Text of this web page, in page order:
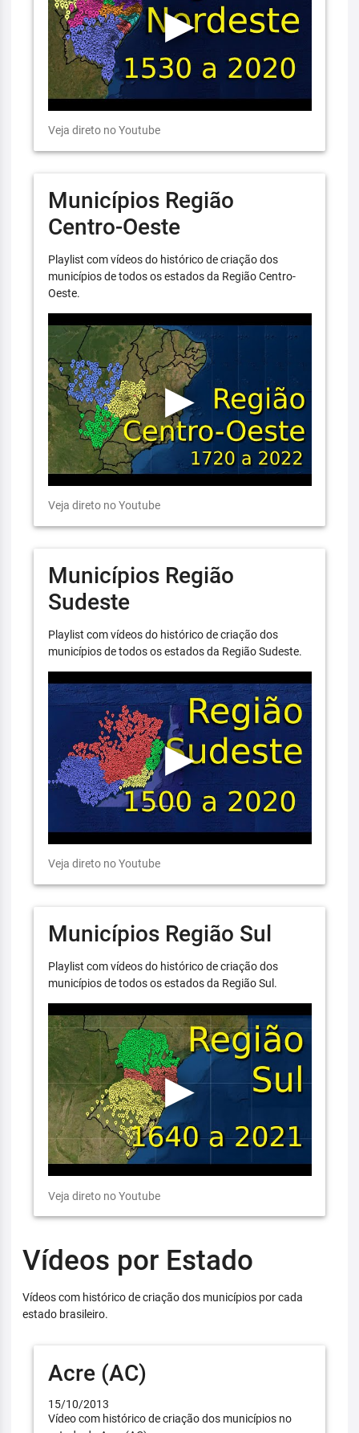
Veja direto no Youtube
Municípios Região
Centro-Oeste
Playlist com vídeos do histórico de criação dos
municípios de todos os estados da Região Centro-
Oeste.
Veja direto no Youtube
Municípios Região
Sudeste
Playlist com vídeos do histórico de criação dos
municípios de todos os estados da Região Sudeste.
Veja direto no Youtube
Municípios Região Sul
Playlist com vídeos do histórico de criação dos
municípios de todos os estados da Região Sul.
Veja direto no Youtube
Vídeos por Estado
Vídeos com histórico de criação dos municípios por cada
estado brasileiro.
Acre (AC)
15/10/2013
Vídeo com histórico de criação dos municípios no